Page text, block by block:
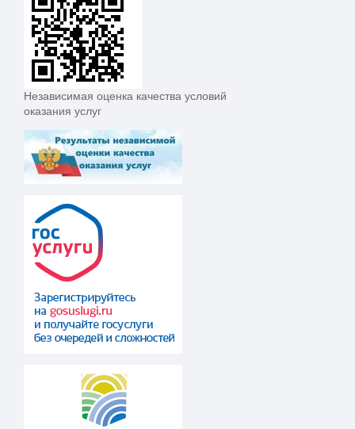
Независимая оценка качества условий
оказания услуг